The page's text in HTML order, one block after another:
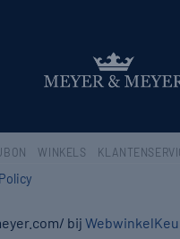
WINKELS
bij